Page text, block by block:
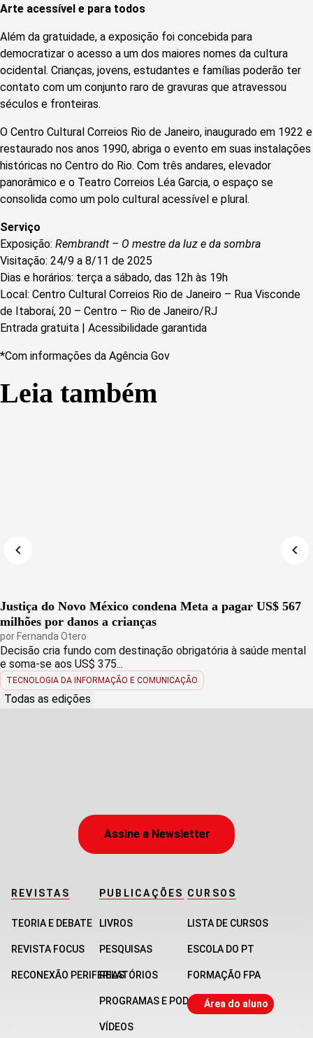
Arte acessível e para todos
Além da gratuidade, a exposição foi concebida para
democratizar o acesso a um dos maiores nomes da cultura
ocidental. Crianças, jovens, estudantes e famílias poderão ter
contato com um conjunto raro de gravuras que atravessou
séculos e fronteiras.
O Centro Cultural Correios Rio de Janeiro, inaugurado em 1922 e
restaurado nos anos 1990, abriga o evento em suas instalações
históricas no Centro do Rio. Com três andares, elevador
panorâmico e o Teatro Correios Léa Garcia, o espaço se
consolida como um polo cultural acessível e plural.
Serviço
Exposição: Rembrandt – O mestre da luz e da sombra
Visitação: 24/9 a 8/11 de 2025
Dias e horários: terça a sábado, das 12h às 19h
Local: Centro Cultural Correios Rio de Janeiro – Rua Visconde
de Itaboraí, 20 – Centro – Rio de Janeiro/RJ
Entrada gratuita | Acessibilidade garantida
*Com informações da Agência Gov
Leia também
Justiça do Novo México condena Meta a pagar US$ 567
milhões por danos a crianças
porFernanda Otero
Decisão cria fundo com destinação obrigatória à saúde mental
e soma-se aos US$ 375...
TECNOLOGIA DA INFORMAÇÃO E COMUNICAÇÃO
Todas as edições
Assine a Newsletter
REVISTAS
TEORIA E DEBATE
REVISTA FOCUS
RECONEXÃO PERIFERIAS
PUBLICAÇÕES
LIVROS
PESQUISAS
RELATÓRIOS
PROGRAMAS E PODCASTS
VÍDEOS
CURSOS
LISTA DE CURSOS
ESCOLA DO PT
FORMAÇÃO FPA
Área do aluno